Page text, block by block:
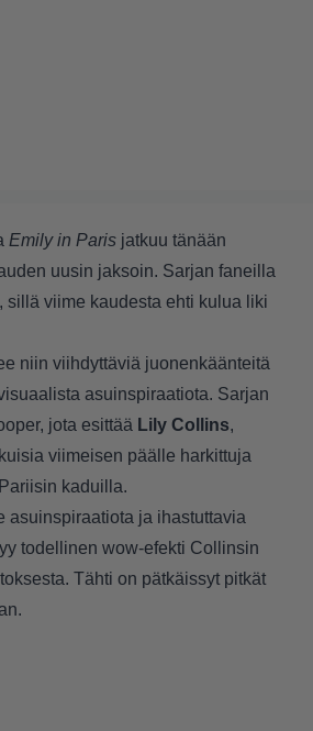
Emily in Paris jatkuu tänään
uusin jaksoin. Sarjan faneilla
sillä viime kaudesta ehti kulua liki
niin viihdyttäviä juonenkäänteitä
asuinspiraatiota. Sarjan
jota esittää Lily Collins,
viimeisen päälle harkittuja
kaduilla.
asuinspiraatiota ja ihastuttavia
todellinen wow-efekti Collinsin
Tähti on pätkäissyt pitkät